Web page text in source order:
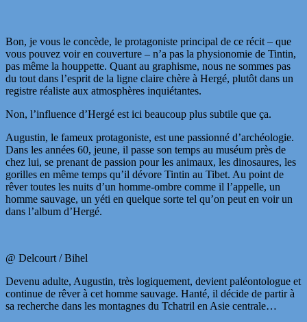
Bon, je vous le concède, le protagoniste principal de ce récit – que
vous pouvez voir en couverture – n’a pas la physionomie de Tintin,
pas même la houppette. Quant au graphisme, nous ne sommes pas
du tout dans l’esprit de la ligne claire chère à Hergé, plutôt dans un
registre réaliste aux atmosphères inquiétantes.
Non, l’influence d’Hergé est ici beaucoup plus subtile que ça.
Augustin, le fameux protagoniste, est une passionné d’archéologie.
Dans les années 60, jeune, il passe son temps au muséum près de
chez lui, se prenant de passion pour les animaux, les dinosaures, les
gorilles en même temps qu’il dévore Tintin au Tibet. Au point de
rêver toutes les nuits d’un homme-ombre comme il l’appelle, un
homme sauvage, un yéti en quelque sorte tel qu’on peut en voir un
dans l’album d’Hergé.
@ Delcourt / Bihel
Devenu adulte, Augustin, très logiquement, devient paléontologue et
continue de rêver à cet homme sauvage. Hanté, il décide de partir à
sa recherche dans les montagnes du Tchatril en Asie centrale…